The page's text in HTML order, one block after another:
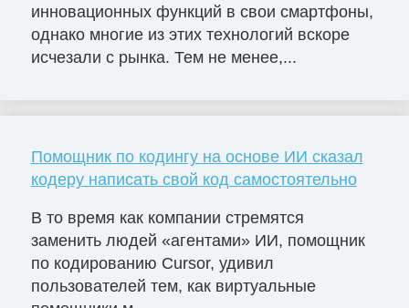
инновационных функций в свои смартфоны,
однако многие из этих технологий вскоре
исчезали с рынка. Тем не менее,...
Помощник по кодингу на основе ИИ сказал
кодеру написать свой код самостоятельно
В то время как компании стремятся
заменить людей «агентами» ИИ, помощник
по кодированию Cursor, удивил
пользователей тем, как виртуальные